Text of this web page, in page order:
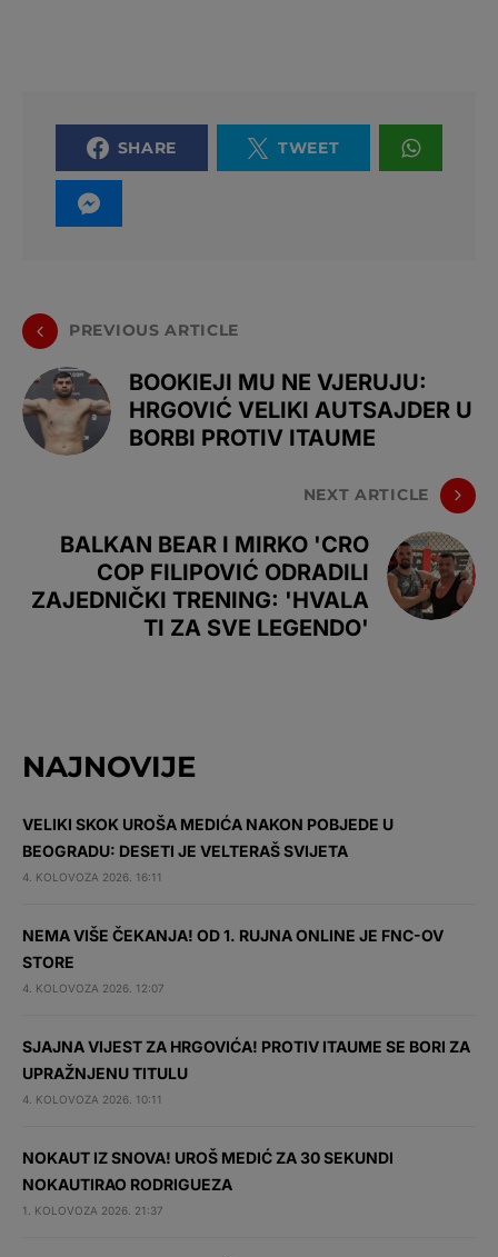
SHARE TWEET
PREVIOUS ARTICLE
BOOKIEJI MU NE VJERUJU:
HRGOVIĆ VELIKI AUTSAJDER U
BORBI PROTIV ITAUME
NEXT ARTICLE
BALKAN BEAR I MIRKO 'CRO
COP FILIPOVIĆ ODRADILI
ZAJEDNIČKI TRENING: 'HVALA
TI ZA SVE LEGENDO'
NAJNOVIJE
VELIKI SKOK UROŠA MEDIĆA NAKON POBJEDE U
BEOGRADU: DESETI JE VELTERAŠ SVIJETA
4. KOLOVOZA 2026. 16:11
NEMA VIŠE ČEKANJA! OD 1. RUJNA ONLINE JE FNC-OV
STORE
4. KOLOVOZA 2026. 12:07
SJAJNA VIJEST ZA HRGOVIĆA! PROTIV ITAUME SE BORI ZA
UPRAŽNJENU TITULU
4. KOLOVOZA 2026. 10:11
NOKAUT IZ SNOVA! UROŠ MEDIĆ ZA 30 SEKUNDI
NOKAUTIRAO RODRIGUEZA
1. KOLOVOZA 2026. 21:37